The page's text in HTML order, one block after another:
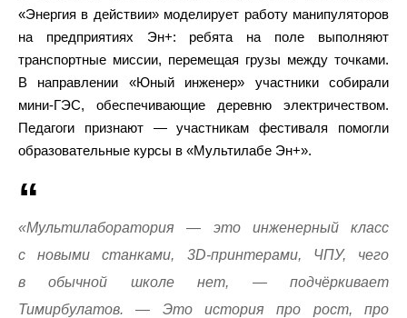
«Энергия в действии» моделирует работу манипуляторов
на предприятиях Эн+: ребята на поле выполняют
транспортные миссии, перемещая грузы между точками.
В направлении «Юный инженер» участники собирали
мини-ГЭС, обеспечивающие деревню электричеством.
Педагоги признают — участникам фестиваля помогли
образовательные курсы в «Мультилабе Эн+».
«Мультилаборатория — это инженерный класс
с новыми станками, 3D-принтерами, ЧПУ, чего
в обычной школе нет, — подчёркивает
Тимирбулатов. — Это история про рост, про